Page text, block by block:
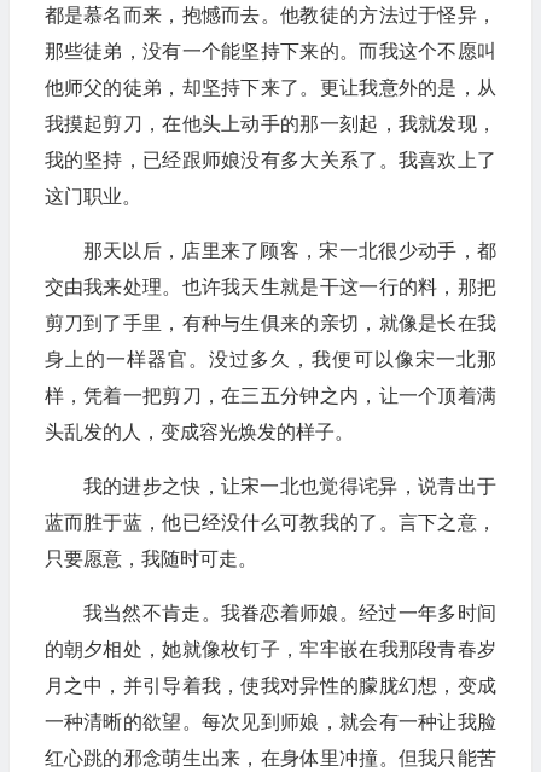
都是慕名而来，抱憾而去。他教徒的方法过于怪异，
那些徒弟，没有一个能坚持下来的。而我这个不愿叫
他师父的徒弟，却坚持下来了。更让我意外的是，从
我摸起剪刀，在他头上动手的那一刻起，我就发现，
我的坚持，已经跟师娘没有多大关系了。我喜欢上了
这门职业。
那天以后，店里来了顾客，宋一北很少动手，都
交由我来处理。也许我天生就是干这一行的料，那把
剪刀到了手里，有种与生俱来的亲切，就像是长在我
身上的一样器官。没过多久，我便可以像宋一北那
样，凭着一把剪刀，在三五分钟之内，让一个顶着满
头乱发的人，变成容光焕发的样子。
我的进步之快，让宋一北也觉得诧异，说青出于
蓝而胜于蓝，他已经没什么可教我的了。言下之意，
只要愿意，我随时可走。
我当然不肯走。我眷恋着师娘。经过一年多时间
的朝夕相处，她就像枚钉子，牢牢嵌在我那段青春岁
月之中，并引导着我，使我对异性的朦胧幻想，变成
一种清晰的欲望。每次见到师娘，就会有一种让我脸
红心跳的邪念萌生出来，在身体里冲撞。但我只能苦